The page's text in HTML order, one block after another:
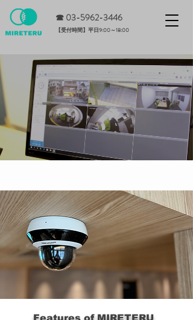
☎ 03-5962-3446
​【受付時間】平日9:00～18:00
Features of MIRETERU